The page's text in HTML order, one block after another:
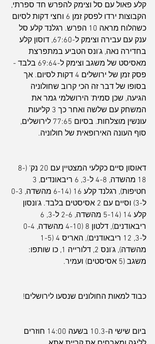
קלע פאול עם סל וצימק להפרש חד ספרתי,
הקבוצות ירדו לפסק זמן 6 וחצי דקות לסיום
כשהלוח מראה 10 הפרש. רגלנד קלע סל
ענק עם עבירה וצימק ל-67:60, דוסון קלע
בחדירה נאה, ג'ונס הטביע במתפרצת
מאסיסט של משגב וצימק ל-69:64 בלבד -
פסק זמן של ירושלים 4 דקות לסיום. אך
בסופו של דבר זה הכי קרוב שחולוניה
הגיעה, שכן סמית' הירושלמי גמר את
המשחק עם שלשה ואחר כך 3 קליעות
עונשין מוצלחות. בסיום 77:65 לירושלים,
סוף העונה האירופאית של חולוניה.
דאוסון סיים כקלעי המצטיין עם 20 נק' (8-
ל-3) וסיים עם 2 אסיסטים בלבד. ג'ונסון
מהשדה), ג'ונס 2, דלורייה 1, כו שותפו:
משגב (5 אסיסטים) ועמיר.
כבוד למאות החולונים שנסעו לירושלים!
ביום שישי ה-10.3 בשעה 14:00 חוזרים